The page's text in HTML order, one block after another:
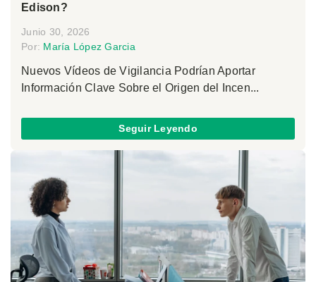
Edison?
Junio 30, 2026
Por: María López Garcia
Nuevos Vídeos de Vigilancia Podrían Aportar
Información Clave Sobre el Origen del Incen...
Seguir Leyendo